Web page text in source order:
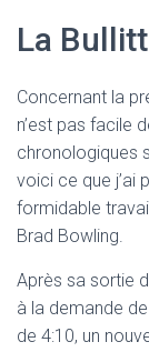
La
Concernant la
n’est pas facile
chronologiques
voici ce que j’ai
formidable
Brad Bowling.
Après sa sortie
à la demande
de 4:10, un